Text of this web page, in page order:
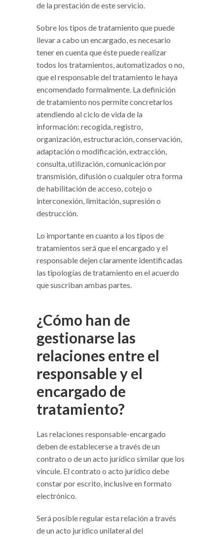
de la prestación de este servicio.
Sobre los tipos de tratamiento que puede
llevar a cabo un encargado, es necesario
tener en cuenta que éste puede realizar
todos los tratamientos, automatizados o no,
que el responsable del tratamiento le haya
encomendado formalmente. La definición
de tratamiento nos permite concretarlos
atendiendo al ciclo de vida de la
información: recogida, registro,
organización, estructuración, conservación,
adaptación o modificación, extracción,
consulta, utilización, comunicación por
transmisión, difusión o cualquier otra forma
de habilitación de acceso, cotejo o
interconexión, limitación, supresión o
destrucción.
Lo importante en cuanto a los tipos de
tratamientos será que el encargado y el
responsable dejen claramente identificadas
las tipologías de tratamiento en el acuerdo
que suscriban ambas partes.
¿Cómo han de
gestionarse las
relaciones entre el
responsable y el
encargado de
tratamiento?
Las relaciones responsable-encargado
deben de establecerse a través de un
contrato o de un acto jurídico similar que los
vincule. El contrato o acto jurídico debe
constar por escrito, inclusive en formato
electrónico.
Será posible regular esta relación a través
de un acto jurídico unilateral del